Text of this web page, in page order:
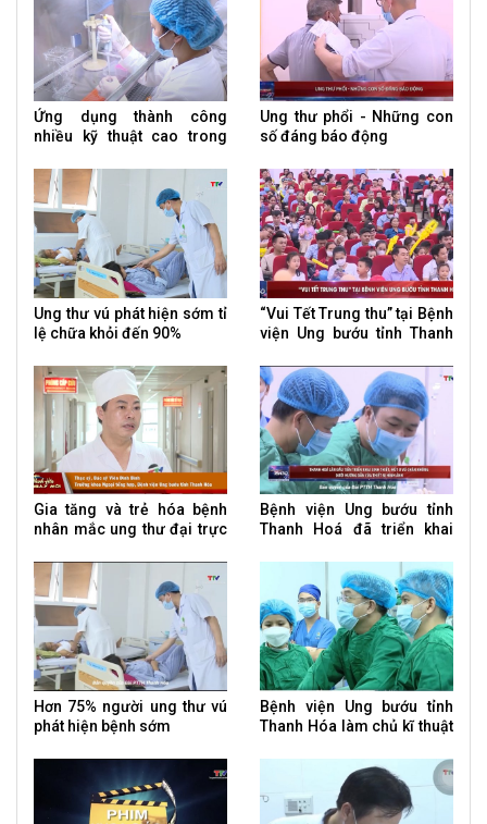
Ứng dụng thành công
nhiều kỹ thuật cao trong
Ung thư phổi - Những con
số đáng báo động
Ung thư vú phát hiện sớm tỉ
lệ chữa khỏi đến 90%
“Vui Tết Trung thu” tại Bệnh
viện Ung bướu tỉnh Thanh
Gia tăng và trẻ hóa bệnh
nhân mắc ung thư đại trực
Bệnh viện Ung bướu tỉnh
Thanh Hoá đã triển khai
thiết, hút u vú chân không
dưới hướng dẫn của thiết bị
hình ảnh
Hơn 75% người ung thư vú
phát hiện bệnh sớm
Bệnh viện Ung bướu tỉnh
Thanh Hóa làm chủ kĩ thuật